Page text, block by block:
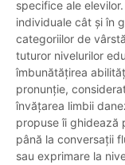
specifice ale
individuale cât și în
categoriilor de
tuturor nivelurilor
îmbunătățirea
pronunție,
învățarea limbii
propuse îi ghidează
până la conversații
sau exprimare la